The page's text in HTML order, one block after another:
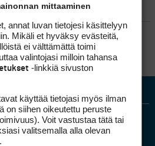
mittaaminen
annat luvan tietojesi käsittelyyn
Mikäli et hyväksy evästeitä,
ei välttämättä toimi
valintojasi milloin tahansa
-linkkiä sivuston
käyttää tietojasi myös ilman
on siihen oikeutettu peruste
Voit vastustaa tätä tai
valitsemalla alla olevan